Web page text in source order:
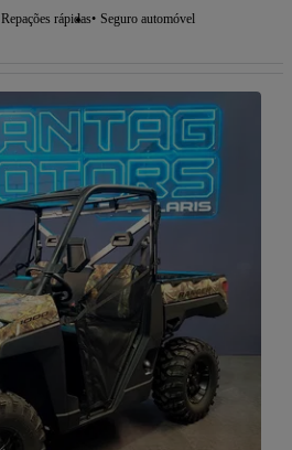
Repações rápidas Seguro automóvel